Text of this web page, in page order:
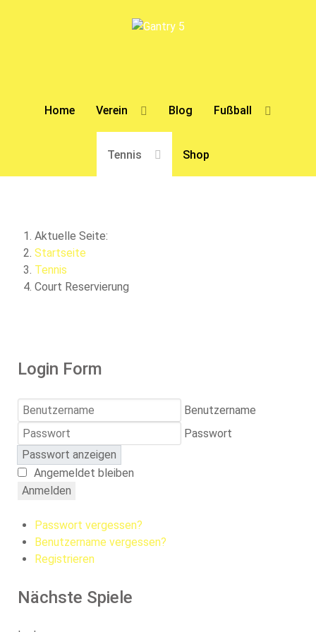
Home Verein Blog Fußball
Tennis Shop
Aktuelle Seite:
Startseite
Tennis
Court Reservierung
Login Form
Benutzername
Passwort
Passwort anzeigen
Angemeldet bleiben
Anmelden
Passwort vergessen?
Benutzername vergessen?
Registrieren
Nächste Spiele